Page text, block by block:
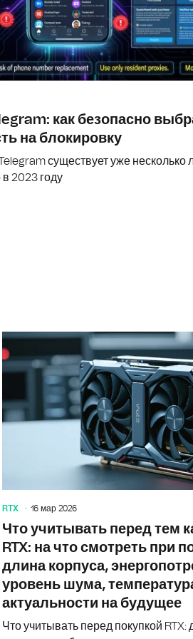
как безопасно
на блокировку
существует уже несколько
2023 году
ориентиры при выборе RTX:
RTX 16 мар 2026
Что учитывать перед тем
RTX: на что смотреть при
длина корпуса,
уровень шума,
актуальности на будущее
Что учитывать перед покупкой RTX: